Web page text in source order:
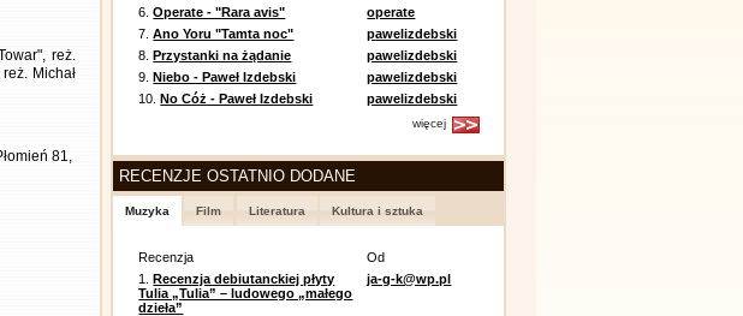
reż.
Michał
81,
6.Operate - "Rara avis"
operate
7.Ano Yoru "Tamta noc"
pawelizdebski
8.Przystanki na żądanie
pawelizdebski
9.Niebo - Paweł Izdebski
pawelizdebski
10.No Cóż - Paweł Izdebski pawelizdebski
więcej
RECENZJE OSTATNIO DODANE
Muzyka Film Literatura Kultura i sztuka
Recenzja
Od
1.Recenzja debiutanckiej płyty
Tulia „Tulia” – ludowego „małego
dzieła”
ja-g-k@wp.pl